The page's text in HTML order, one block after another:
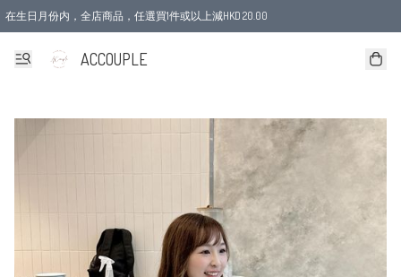
在生日月份内，全店商品，任選買1件或以上減HKD 20.00
ACCOUPLE